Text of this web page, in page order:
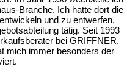
Branche. Ich hatte dort die
und zu entwerfen,
tätig. Seit 1993
bei GRIFFNER.
mich immer besonders der